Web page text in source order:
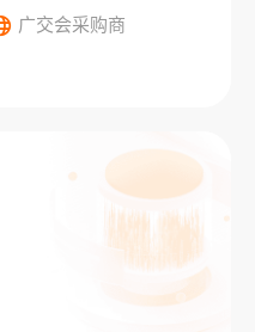
广交会采购商